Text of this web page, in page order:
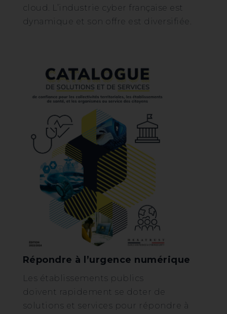
cloud. L’industrie cyber française est
dynamique et son offre est diversifiée.
Répondre à l’urgence numérique
Les établissements publics
doivent rapidement se doter de
solutions et services pour répondre à